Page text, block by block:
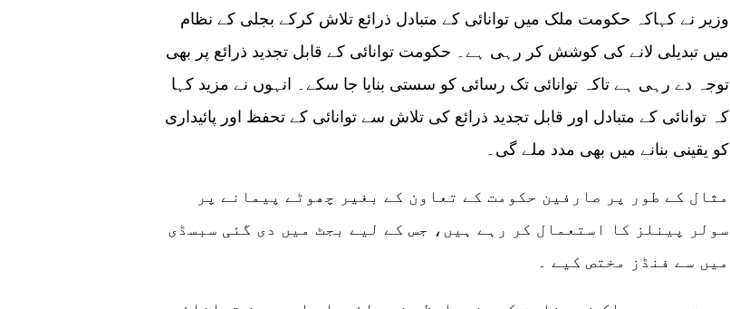
وزیر نے کہاکہ حکومت ملک میں توانائی کے متبادل ذرائع تلاش کرکے بجلی کے نظام
میں تبدیلی لانے کی کوشش کر رہی ہے۔ حکومت توانائی کے قابل تجدید ذرائع پر بھی
توجہ دے رہی ہے تاکہ توانائی تک رسائی کو سستی بنایا جا سکے۔ انہوں نے مزید کہا
کہ توانائی کے متبادل اور قابل تجدید ذرائع کی تلاش سے توانائی کے تحفظ اور پائیداری
کو یقینی بنانے میں بھی مدد ملے گی۔
مثال کے طور پر صارفین حکومت کے تعاون کے بغیر چھوٹے پیمانے پر
سولر پینلز کا استعمال کر رہے ہیں، جس کے لیے بجٹ میں دی گئی سبسڈی
میں سے فنڈز مختص کیے ۔